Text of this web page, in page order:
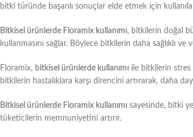
bitki türünde başarılı sonuçlar elde etmek için
Bitkisel ürünlerde Floramix kullanımı, bitkilerin doğal
kullanmasını sağlar. Böylece bitkilerin daha sağlıklı
Floramix, bitkisel ürünlerde kullanımı ile bitkilerin stres
bitkilerin hastalıklara karşı direncini artırarak, daha
Bitkisel ürünlerde Floramix kullanımı sayesinde, bitki
tüketicilerin memnuniyetini artırır.